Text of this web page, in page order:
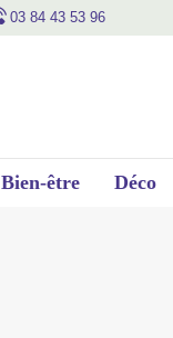
03 84 43 53 96
Bien-être Déco